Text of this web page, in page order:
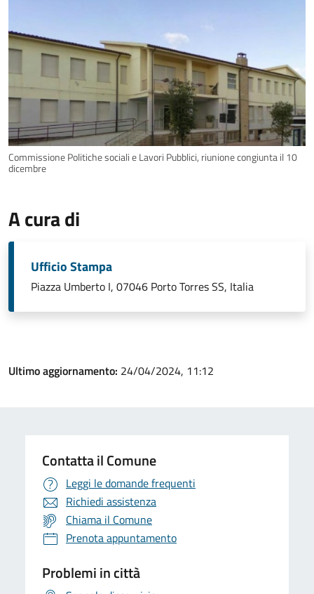
Commissione Politiche sociali e Lavori Pubblici, riunione congiunta il 10
dicembre
A cura di
Ufficio Stampa
Piazza Umberto I, 07046 Porto Torres SS, Italia
Ultimo aggiornamento: 24/04/2024, 11:12
Contatta il Comune
Leggi le domande frequenti
Richiedi assistenza
Chiama il Comune
Prenota appuntamento
Problemi in città